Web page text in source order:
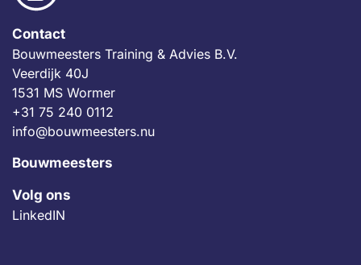
Contact
Bouwmeesters Training & Advies B.V.
Veerdijk 40J
1531 MS Wormer
+31 75 240 0112
info@bouwmeesters.nu
Bouwmeesters
Volg ons
LinkedIN